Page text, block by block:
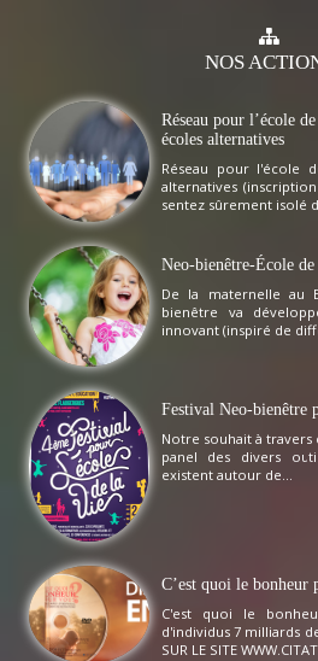
NOS
Réseau pour l’école
écoles alternatives
Réseau pour l'école
alternatives
sentez sûrement isolé
Neo-bienêtre-École
De la maternelle au
bienêtre va
innovant (inspiré de
Festival Neo-bienêtre
Notre souhait à
panel des divers
existent autour de...
C’est quoi le bonheur
C'est quoi le
d'individus 7 milliards
SUR LE SITE